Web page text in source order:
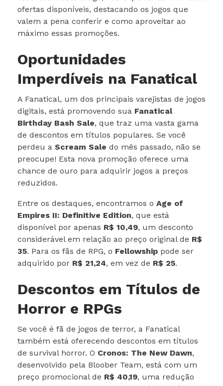
ofertas disponíveis, destacando os jogos que
valem a pena conferir e como aproveitar ao
máximo essas promoções.
Oportunidades
Imperdíveis na Fanatical
A Fanatical, um dos principais varejistas de jogos
digitais, está promovendo sua Fanatical
Birthday Bash Sale, que traz uma vasta gama
de descontos em títulos populares. Se você
perdeu a Scream Sale do mês passado, não se
preocupe! Esta nova promoção oferece uma
chance de ouro para adquirir jogos a preços
reduzidos.
Entre os destaques, encontramos o Age of
Empires II: Definitive Edition, que está
disponível por apenas R$ 10,49, um desconto
considerável em relação ao preço original de R$
35. Para os fãs de RPG, o Fellowship pode ser
adquirido por R$ 21,24, em vez de R$ 25.
Descontos em Títulos de
Horror e RPGs
Se você é fã de jogos de terror, a Fanatical
também está oferecendo descontos em títulos
de survival horror. O Cronos: The New Dawn,
desenvolvido pela Bloober Team, está com um
preço promocional de R$ 40,19, uma redução